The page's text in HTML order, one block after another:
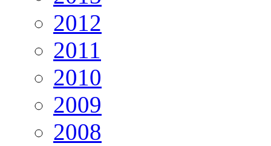
2012
2011
2010
2009
2008